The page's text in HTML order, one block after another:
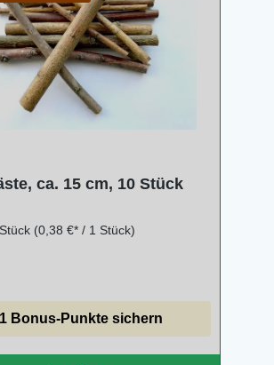
ca. 15 cm, 10 Stück
(0,38 €* / 1 Stück)
Bonus-Punkte sichern